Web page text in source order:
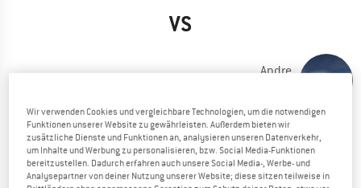
kugelst fast noch 2x umher? Die G-1000 hält.
Mit Wachs stark wasser- und windabweisend.
Die G-1000 kanns.
Ohne Wachs leichter und atmungsaktiver. (Einfach 2x in die
Waschmaschine).
VS
Andre
2
TOLLE HOSE, ABER LEIDER NICHT IN
Wir verwenden Cookies und vergleichbare Technologien, um die notwendigen
Funktionen unserer Website zu gewährleisten. Außerdem bieten wir
zusätzliche Dienste und Funktionen an, analysieren unseren Datenverkehr,
um Inhalte und Werbung zu personalisieren, bzw. Social Media-Funktionen
bereitzustellen. Dadurch erfahren auch unsere Social Media-, Werbe- und
Analysepartner von deiner Nutzung unserer Website; diese sitzen teilweise in